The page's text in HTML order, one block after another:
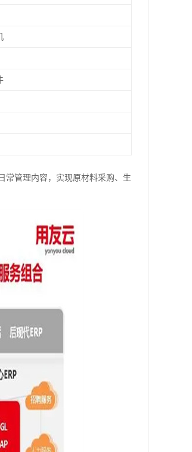
常管理内容，实现原材料采购、生